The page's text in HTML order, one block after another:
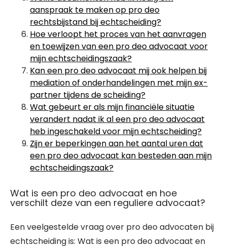
aanspraak te maken op pro deo
rechtsbijstand bij echtscheiding?
Hoe verloopt het proces van het aanvragen
en toewijzen van een pro deo advocaat voor
mijn echtscheidingszaak?
Kan een pro deo advocaat mij ook helpen bij
mediation of onderhandelingen met mijn ex-
partner tijdens de scheiding?
Wat gebeurt er als mijn financiële situatie
verandert nadat ik al een pro deo advocaat
heb ingeschakeld voor mijn echtscheiding?
Zijn er beperkingen aan het aantal uren dat
een pro deo advocaat kan besteden aan mijn
echtscheidingszaak?
Wat is een pro deo advocaat en hoe
verschilt deze van een reguliere advocaat?
Een veelgestelde vraag over pro deo advocaten bij
echtscheiding is: Wat is een pro deo advocaat en